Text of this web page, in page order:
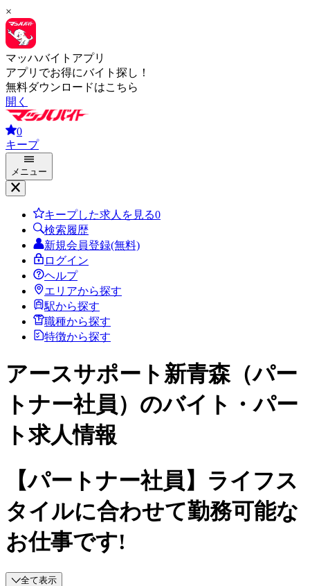
×
マッハバイトアプリ
アプリでお得にバイト探し！
無料ダウンロードはこちら
開く
0
キープ
メニュー
キープした求人を見る0
検索履歴
新規会員登録(無料)
ログイン
ヘルプ
エリアから探す
駅から探す
職種から探す
特徴から探す
アースサポート新青森（パー
トナー社員）のバイト・パー
ト求人情報
【パートナー社員】ライフス
タイルに合わせて勤務可能な
お仕事です!
全て表示